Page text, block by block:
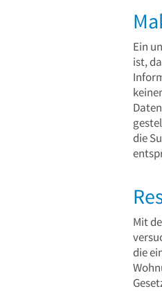
Ein
ist,
die
Mit
die